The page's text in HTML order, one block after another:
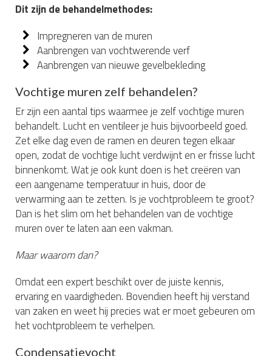
Dit zijn de behandelmethodes:
Impregneren van de muren
Aanbrengen van vochtwerende verf
Aanbrengen van nieuwe gevelbekleding
Vochtige muren zelf behandelen?
Er zijn een aantal tips waarmee je zelf vochtige muren
behandelt. Lucht en ventileer je huis bijvoorbeeld goed.
Zet elke dag even de ramen en deuren tegen elkaar
open, zodat de vochtige lucht verdwijnt en er frisse lucht
binnenkomt. Wat je ook kunt doen is het creëren van
een aangename temperatuur in huis, door de
verwarming aan te zetten. Is je vochtprobleem te groot?
Dan is het slim om het behandelen van de vochtige
muren over te laten aan een vakman.
Maar waarom dan?
Omdat een expert beschikt over de juiste kennis,
ervaring en vaardigheden. Bovendien heeft hij verstand
van zaken en weet hij precies wat er moet gebeuren om
het vochtprobleem te verhelpen.
Condensatievocht